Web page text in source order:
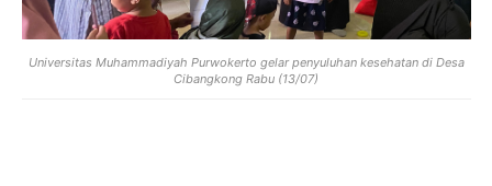
Universitas Muhammadiyah Purwokerto gelar penyuluhan kesehatan di Desa
Cibangkong Rabu (13/07)